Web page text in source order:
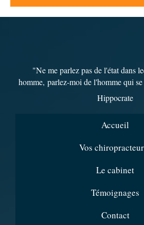
"Ne me parlez pas de l'état dans
homme, parlez-moi de l'homme qui
Hippocrate
Accueil
Vos
Le cabinet
Témoignages
Contact